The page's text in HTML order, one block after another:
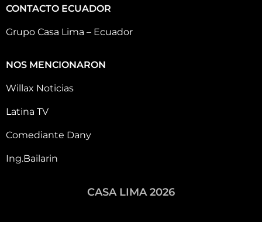
CONTACTO ECUADOR
Grupo Casa Lima – Ecuador
NOS MENCIONARON
Willax Noticias
Latina TV
Comediante Dany
Ing.Bailarin
CASA LIMA 2026